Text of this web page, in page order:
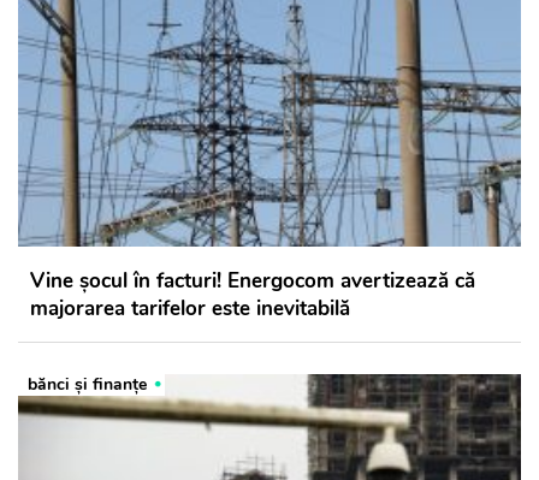
Vine șocul în facturi! Energocom avertizează că
majorarea tarifelor este inevitabilă
bănci şi finanţe